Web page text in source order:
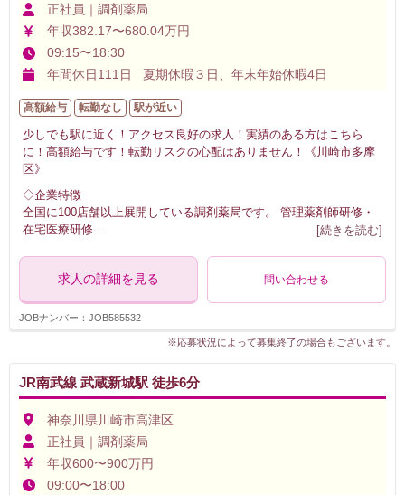
正社員｜調剤薬局
年収382.17〜680.04万円
09:15〜18:30
年間休日111日 夏期休暇３日、年末年始休暇4日
高額給与 転勤なし 駅が近い
少しでも駅に近く！アクセス良好の求人！実績のある方はこちら
に！高額給与です！転勤リスクの心配はありません！《川崎市多摩
区》
◇企業特徴
全国に100店舗以上展開している調剤薬局です。 管理薬剤師研修・
在宅医療研修... [続きを読む]
求人の詳細を見る 問い合わせる
JOBナンバー：JOB585532
※応募状況によって募集終了の場合もございます。
JR南武線 武蔵新城駅 徒歩6分
神奈川県川崎市高津区
正社員｜調剤薬局
年収600〜900万円
09:00〜18:00